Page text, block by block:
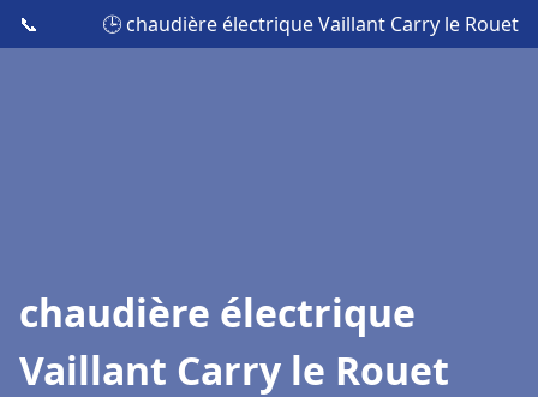
📞 🕒 chaudière électrique Vaillant Carry le Rouet
chaudière électrique
Vaillant Carry le Rouet